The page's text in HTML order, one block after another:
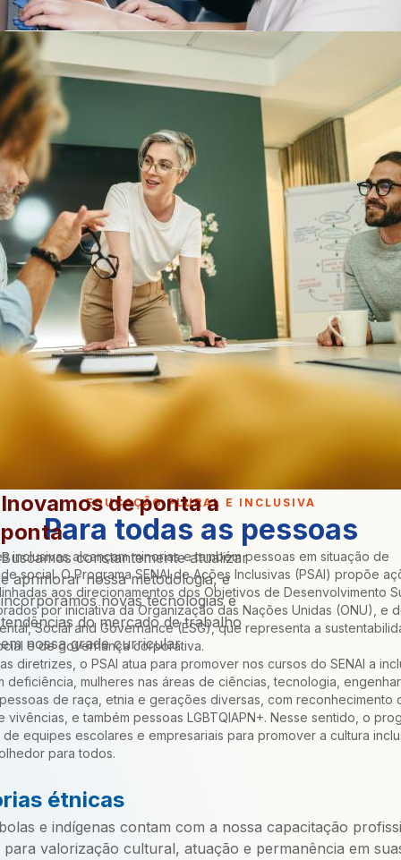
Somos uma empresa
inclusiva e plural
Comprometidos com a formação de
minorias e pessoas em
vulnerabilidade social, nossos cursos
e materiais são adaptados para
deficientes visuais, auditivos,
intelectuais e físicos.
Inovamos de ponta a
ponta
Buscamos constantemente atualizar
e aprimorar nossa metodologia, e
incorporamos novas tecnologias e
tendências do mercado de trabalho
em nossa grade curricular.
EDUCAÇÃO PLURAL E INCLUSIVA
Para todas as pessoas
inclusivas alcançam minorias e também pessoas em situação de
social. O Programa SENAI de Ações Inclusivas (PSAI) propõe
aos direcionamentos dos Objetivos de Desenvolvimento
por iniciativa da Organização das Nações Unidas (ONU), e
Social and Governance (ESG), que representa a
e de governança corporativa.
diretrizes, o PSAI atua para promover nos cursos do SENAI a
deficiência, mulheres nas áreas de ciências, tecnologia,
de raça, etnia e gerações diversas, com reconhecimento
vivências, e também pessoas LGBTQIAPN+. Nesse sentido, o
equipes escolares e empresariais para promover a cultura
para todos.
étnicas
e indígenas contam com a nossa capacitação
para valorização cultural, atuação e permanência em